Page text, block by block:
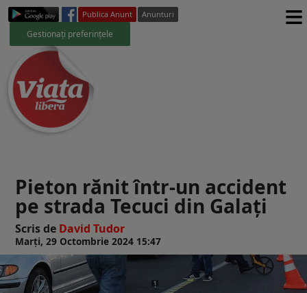
Publica Anunt Anunturi
Gestionați preferințele ≡
Pieton rănit într-un accident
pe strada Tecuci din Galați
Scris de David Tudor
Marți, 29 Octombrie 2024 15:47